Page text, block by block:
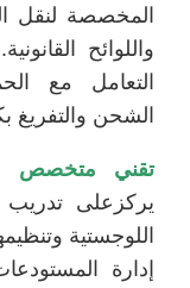
المخصصة لنقل
واللوائح
التعامل مع
الشحن والتفريغ
تقني متخصص
يركزعلى تدريب
اللوجستية
إدارة